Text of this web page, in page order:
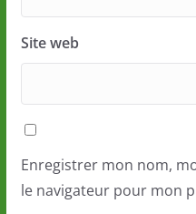
Site web
Enregistrer mon nom,
le navigateur pour mon